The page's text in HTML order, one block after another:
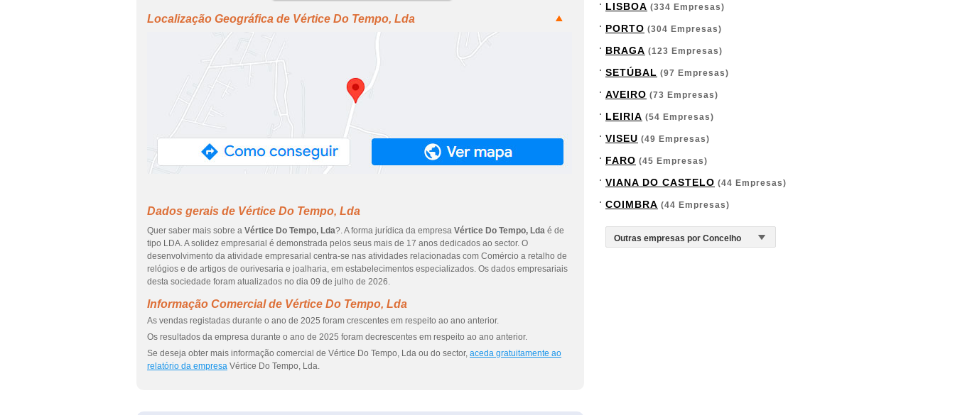
Localização Geográfica de Vértice Do Tempo, Lda
Dados gerais de Vértice Do Tempo, Lda
Quer saber mais sobre a Vértice Do Tempo, Lda?. A forma jurídica da empresa Vértice Do Tempo, Lda é de
tipo LDA. A solidez empresarial é demonstrada pelos seus mais de 17 anos dedicados ao sector. O
desenvolvimento da atividade empresarial centra-se nas atividades relacionadas com Comércio a retalho de
relógios e de artigos de ourivesaria e joalharia, em estabelecimentos especializados. Os dados empresariais
desta sociedade foram atualizados no dia 09 de julho de 2026.
Informação Comercial de Vértice Do Tempo, Lda
As vendas registadas durante o ano de 2025 foram crescentes em respeito ao ano anterior.
Os resultados da empresa durante o ano de 2025 foram decrescentes em respeito ao ano anterior.
Se deseja obter mais informação comercial de Vértice Do Tempo, Lda ou do sector, aceda gratuitamente ao
relatório da empresa Vértice Do Tempo, Lda.
LISBOA (334 Empresas)
PORTO (304 Empresas)
BRAGA (123 Empresas)
SETÚBAL (97 Empresas)
AVEIRO (73 Empresas)
LEIRIA (54 Empresas)
VISEU (49 Empresas)
FARO (45 Empresas)
VIANA DO CASTELO (44 Empresas)
COIMBRA (44 Empresas)